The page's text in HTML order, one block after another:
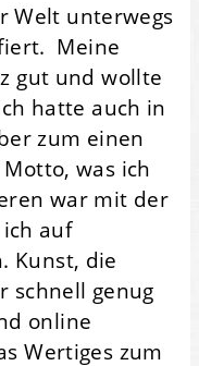
Welt unterwegs
Meine
gut und wollte
hatte auch in
zum einen
was ich
war mit der
auf
Kunst, die
schnell genug
online
Wertiges zum